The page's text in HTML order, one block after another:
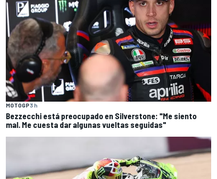
MOTOGP3 h
Bezzecchi está preocupado en Silverstone: "Me siento
mal. Me cuesta dar algunas vueltas seguidas"